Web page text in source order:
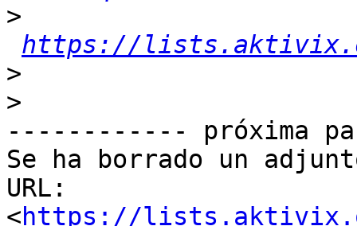
>
https://
>
>
------------ próxima
Se ha borrado un
URL:
<https://